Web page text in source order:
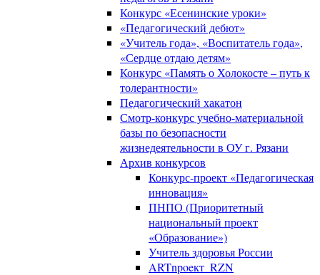
Конкурс «Есенинские уроки»
«Педагогический дебют»
«Учитель года», «Воспитатель года»,
«Сердце отдаю детям»
Конкурс «Память о Холокосте – путь к
толерантности»
Педагогический хакатон
Смотр-конкурс учебно-материальной
базы по безопасности
жизнедеятельности в ОУ г. Рязани
Архив конкурсов
Конкурс-проект «Педагогическая
инновация»
ПНПО (Приоритетный
национальный проект
«Образование»)
Учитель здоровья России
ARTnpoeкт_RZN